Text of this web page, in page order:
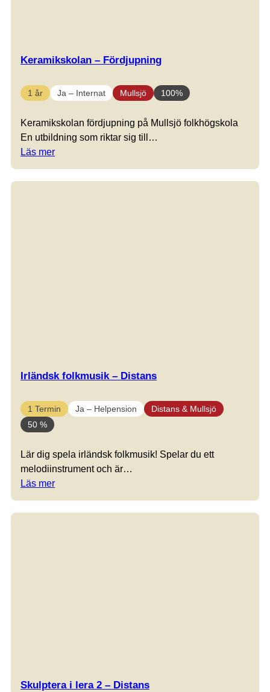
Keramikskolan – Fördjupning
1 år Ja – Internat Mullsjö 100%
Keramikskolan fördjupning på Mullsjö folkhögskola
En utbildning som riktar sig till…
Läs mer
Irländsk folkmusik – Distans
1 Termin Ja – Helpension
Distans & Mullsjö
50 %
Lär dig spela irländsk folkmusik! Spelar du ett
melodiinstrument och är…
Läs mer
Skulptera i lera 2 – Distans